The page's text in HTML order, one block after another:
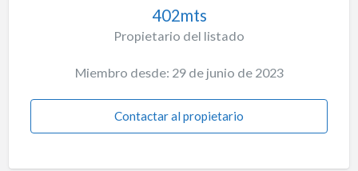
402mts
Propietario del listado
Miembro desde: 29 de junio de 2023
Contactar al propietario